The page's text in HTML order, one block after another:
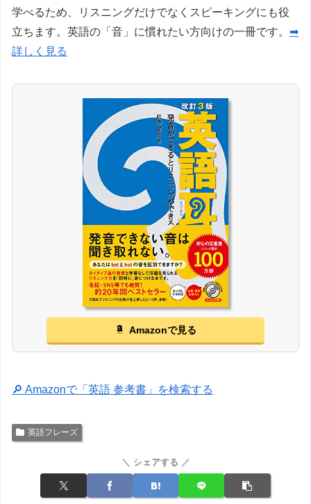
学べるため、リスニングだけでなくスピーキングにも役
立ちます。英語の「音」に慣れたい方向けの一冊です。 ➡
詳しく見る
Amazonで見る
🔎 Amazonで「英語 参考書」を検索する
英語フレーズ
＼ シェアする ／